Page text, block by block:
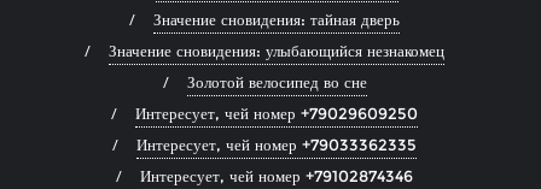
Значение сновидения: тайная дверь
Значение сновидения: улыбающийся незнакомец
Золотой велосипед во сне
Интересует, чей номер +79029609250
Интересует, чей номер +79033362335
Интересует, чей номер +79102874346